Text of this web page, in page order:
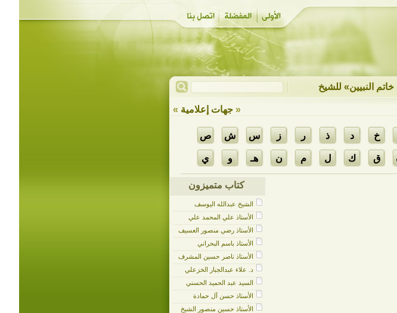
النبيين» للشيخ
« جهات إعلامية »
خ د ذ ر ز س ش ص
ق ك ل م ن هـ و ي
كتاب متميزون
الشيخ عبدالله اليوسف
الأستاذ علي المحمد علي
الأستاذ رضي منصور العسيف
الأستاذ باسم البحراني
الأستاذ ناصر حسين المشرف
د. علاء عبدالجبار الخزعلي
السيد عبد الحميد الحسني
الأستاذ حسن آل حمادة
الأستاذ حسين منصور الشيخ